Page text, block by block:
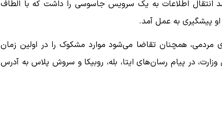
اطلاعات به یک سرویس جاسوسی را داشت که با الطاف
او پیشگیری به عمل آمد.
مردمی، همچنان تقاضا می‌شود موارد مشکوک را در اولین زمان
یا درگاه‌های رسمی این وزارت، در پیام رسان‌های ایتا، بله، روبیکا و سروش پلاس به آدرس
اما